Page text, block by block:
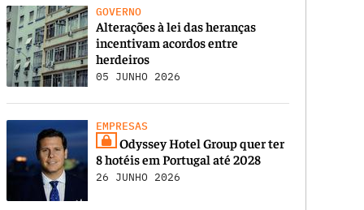
GOVERNO
Alterações à lei das heranças
incentivam acordos entre
herdeiros
05 JUNHO 2026
EMPRESAS
Odyssey Hotel Group quer ter
8 hotéis em Portugal até 2028
26 JUNHO 2026